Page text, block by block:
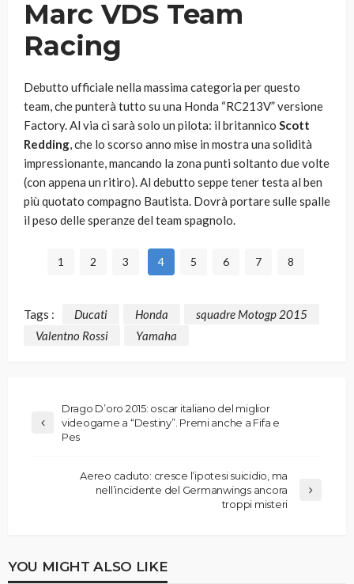
Marc VDS Team
Racing
Debutto ufficiale nella massima categoria per questo
team, che punterà tutto su una Honda “RC213V” versione
Factory. Al via ci sarà solo un pilota: il britannico Scott
Redding, che lo scorso anno mise in mostra una solidità
impressionante, mancando la zona punti soltanto due volte
(con appena un ritiro). Al debutto seppe tener testa al ben
più quotato compagno Bautista. Dovrà portare sulle spalle
il peso delle speranze del team spagnolo.
1 2 3 4 5 6 7 8
Tags : Ducati Honda
squadre Motogp 2015
Valentno Rossi
Yamaha
Drago D’oro 2015: oscar italiano del miglior
videogame a “Destiny”. Premi anche a Fifa e
Pes
Aereo caduto: cresce l’ipotesi suicidio, ma
nell’incidente del Germanwings ancora
troppi misteri
YOU MIGHT ALSO LIKE